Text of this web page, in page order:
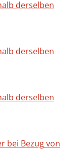
derselben
derselben
derselben
bei Bezug von